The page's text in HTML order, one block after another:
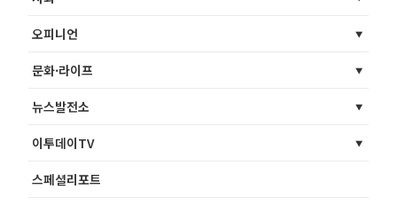
오피니언
문화·라이프
뉴스발전소
이투데이TV
스페셜리포트